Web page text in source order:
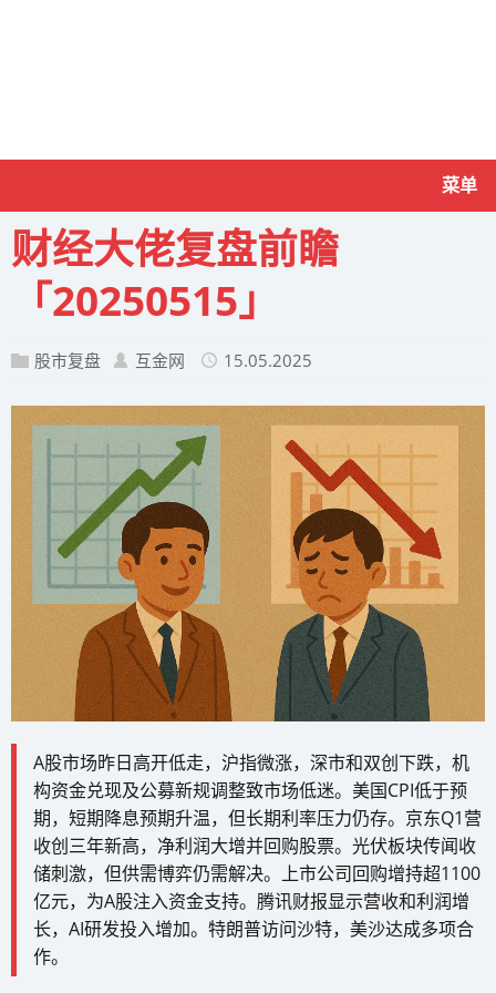
菜单
财经大佬复盘前瞻
「20250515」
股市复盘 互金网 15.05.2025
A股市场昨日高开低走，沪指微涨，深市和双创下跌，机
构资金兑现及公募新规调整致市场低迷。美国CPI低于预
期，短期降息预期升温，但长期利率压力仍存。京东Q1营
收创三年新高，净利润大增并回购股票。光伏板块传闻收
储刺激，但供需博弈仍需解决。上市公司回购增持超1100
亿元，为A股注入资金支持。腾讯财报显示营收和利润增
长，AI研发投入增加。特朗普访问沙特，美沙达成多项合
作。